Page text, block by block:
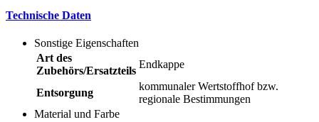
Technische Daten
Sonstige Eigenschaften
Art des
Zubehörs/Ersatzteils
Endkappe
Entsorgung
kommunaler Wertstoffhof bzw.
regionale Bestimmungen
Material und Farbe